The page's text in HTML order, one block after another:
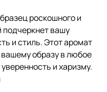
роскошного и
вашу
и стиль. Этот аромат
образу в любое
и харизму.